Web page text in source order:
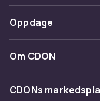
Spor pakke
Angre & returner her
Kontakt oss
Betaling
Levering
Tilbakekallinger
Oppdage
Kategorier
Varemerker
Om CDON
Om oss
CDONs